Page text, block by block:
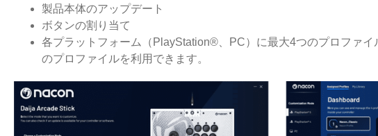
製品本体のアップデート
ボタンの割り当て
各プラットフォーム（PlayStation®、PC）に最大4つのプロファイ
のプロファイルを利用できます。